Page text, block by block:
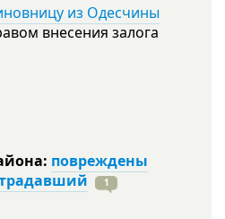
из Одесчины
внесения залога
повреждены
1